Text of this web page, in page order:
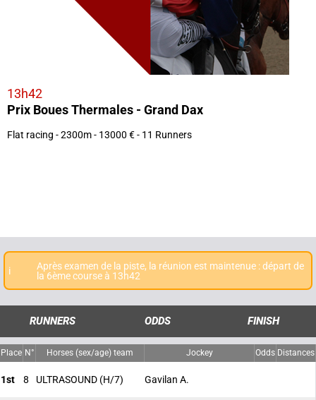
13h42
Prix Boues Thermales - Grand Dax
Flat racing - 2300m - 13000 € - 11 Runners
i
Après examen de la piste, la réunion est maintenue : départ de
la 6ème course à 13h42
RUNNERS ODDS FINISH
Place N° Horses (sex/age) team Jockey Odds Distances
1st 8 ULTRASOUND (H/7) Gavilan A.